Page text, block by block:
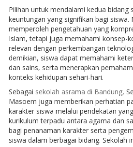
Pilihan untuk mendalami kedua bidang
keuntungan yang signifikan bagi siswa.
memperoleh pengetahuan yang
Islam, tetapi juga memahami konsep-
relevan dengan perkembangan
demikian, siswa dapat memahami
dan sains, serta menerapkan
konteks kehidupan sehari-hari.
Sebagai sekolah asrama di Bandung,
Masoem juga memberikan perhatian
karakter siswa melalui pendekatan
kurikulum terpadu antara agama dan
bagi penanaman karakter serta
siswa dalam berbagai bidang. Sekolah